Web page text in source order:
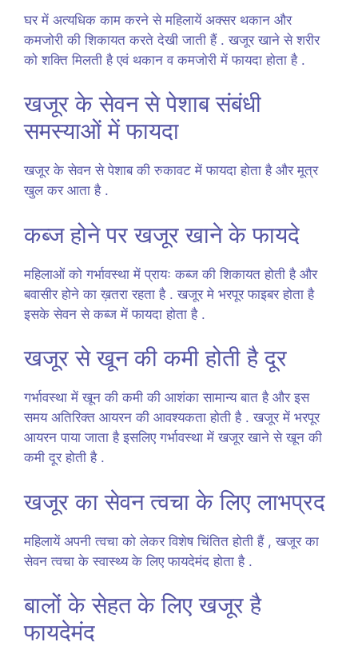
घर में अत्यधिक काम करने से महिलायें अक्सर थकान और
कमजोरी की शिकायत करते देखी जाती हैं . खजूर खाने से शरीर
को शक्ति मिलती है एवं थकान व कमजोरी में फायदा होता है .
खजूर के सेवन से पेशाब संबंधी
समस्याओं में फायदा
खजूर के सेवन से पेशाब की रुकावट में फायदा होता है और मूत्र
खुल कर आता है .
कब्ज होने पर खजूर खाने के फायदे
महिलाओं को गर्भावस्था में प्रायः कब्ज की शिकायत होती है और
बवासीर होने का ख़तरा रहता है . खजूर मे भरपूर फाइबर होता है
इसके सेवन से कब्ज में फायदा होता है .
खजूर से खून की कमी होती है दूर
गर्भावस्था में खून की कमी की आशंका सामान्य बात है और इस
समय अतिरिक्त आयरन की आवश्यकता होती है . खजूर में भरपूर
आयरन पाया जाता है इसलिए गर्भावस्था में खजूर खाने से खून की
कमी दूर होती है .
खजूर का सेवन त्वचा के लिए लाभप्रद
महिलायें अपनी त्वचा को लेकर विशेष चिंतित होती हैं , खजूर का
सेवन त्वचा के स्वास्थ्य के लिए फायदेमंद होता है .
बालों के सेहत के लिए खजूर है
फायदेमंद